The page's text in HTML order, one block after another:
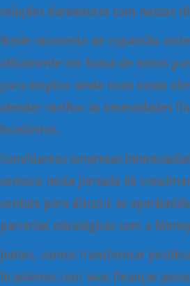
relações duradouras com nossos
Neste momento de expansão
ativamente em busca de novos
para ampliar ainda mais nossa
atender melhor às necessidades
brasileiros.
Convidamos empresas
conosco nesta jornada de
contato para discutir as
parcerias estratégicas com a
Juntos, vamos transformar
brasileiros com suas finanças